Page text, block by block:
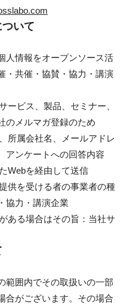
いて
人情報をオープンソース活
・共催・協賛・協力・講演
ービス、製品、セミナー、
のメルマガ登録のため
所属会社名、メールアドレ
アンケートへの回答内容
Webを経由して送信
供を受ける者の事業者の種
協力・講演企業
ある場合はその旨：当社サ
範囲内でその取扱いの一部
合がございます。その場合